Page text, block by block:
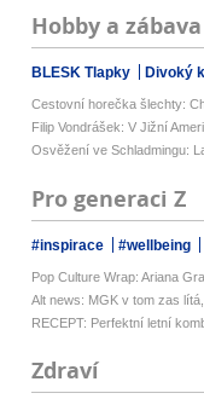
Hobby a zábava
BLESK Tlapky Divoký
Cestovní horečka šlechty:
Filip Vondrášek: V Jižní
Osvěžení ve Schladmingu:
Pro generaci Z
#inspirace #wellbeing
Pop Culture Wrap: Ariana
Alt news: MGK v tom zas
RECEPT: Perfektní letní
Zdraví